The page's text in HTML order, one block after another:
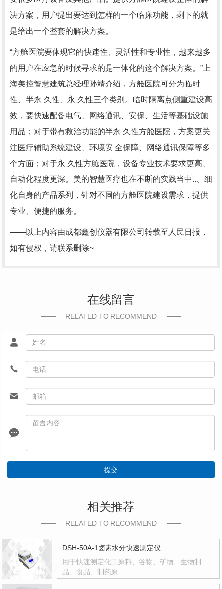
决方案，用户提出要达到怎样的一个临床功能，剩下的就
是给出一个整套的解决方案。
“方舱医院要体现它的快速性、灵活性和专业性，越来越多
的用户在应急的时候寻求的是一体化的这个解决方案。”上
海美控智慧建筑总经理孙靖介绍，方舱医院可分为临时
性、半永 久性、永 久性三个类别。临时隔离点侧重建设高
效，要快速配备电气、网络通讯、安保、生活等基础设施
用品；对于带有救治功能的半永 久性方舱医院，方案更关
注医疗辅助系统建设、环境安 全保障、网络通讯保障等多
个方面；对于永 久性方舱医院，设备专业技术要求更高、
自动化程度更深。美的智慧医疗也在不断的实践当中..、细
化自身的产品系列，针对不同的方舱医院建设需求，提供
专业、便捷的服务。
——以上内容由成都鑫创仪器有限公司转载至人民日报，
如有侵权，请联系删除~
在线留言
RELATED TO RECOMMEND
提交
相关推荐
RELATED TO RECOMMEND
DSH-50A-1卤素水分快速测定仪
用于快速测定化工原料、谷物、矿物、生物制
品、食品、制药原…